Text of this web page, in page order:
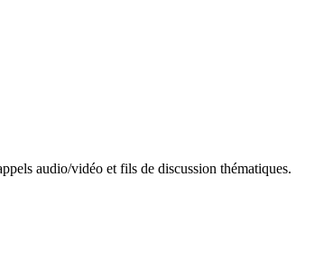
audio/vidéo et fils de discussion thématiques.